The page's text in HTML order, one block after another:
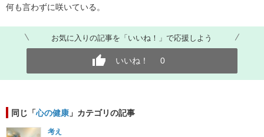
何も言わずに咲いている。
お気に入りの記事を「いいね！」で応援しよう
いいね！ 0
同じ「心の健康 」カテゴリの記事
考え